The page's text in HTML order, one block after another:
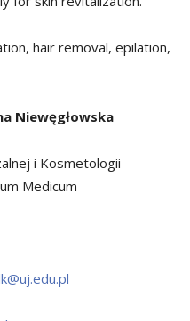
hair removal, epilation,
Niewęgłowska
i Kosmetologii
Medicum